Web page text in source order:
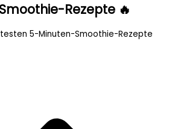
Smoothie-Rezepte 🔥
5-Minuten-Smoothie-Rezepte